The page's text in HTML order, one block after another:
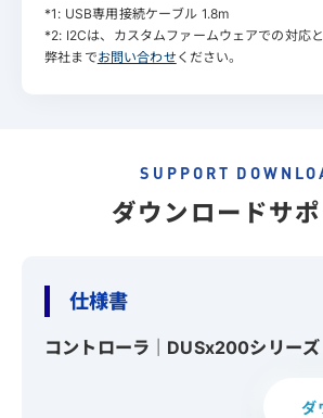
*1: USB専用接続ケーブル 1.8m
*2: I2Cは、カスタムファームウェアでの対応
弊社までお問い合わせ ください。
SUPPORT
ダウンロードサ
仕様書
コントローラ｜DUSx200シリーズ
ダ